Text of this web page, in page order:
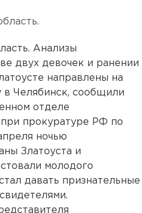
Анализы
двух девочек и ранении
направлены на
в Челябинск, сообщили
отделе
прокуратуре РФ по
ночью
Златоуста и
молодого
давать признательные